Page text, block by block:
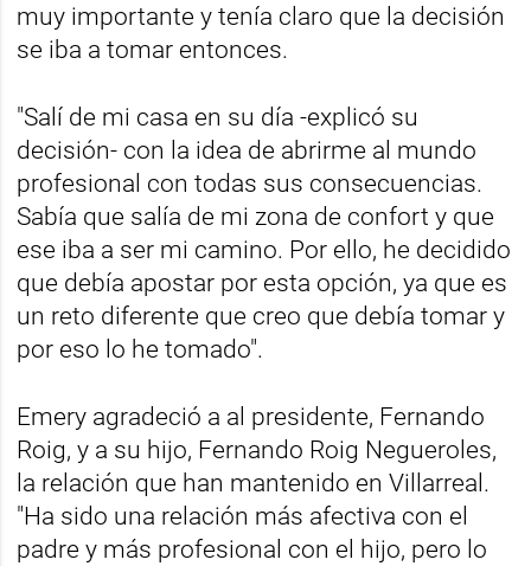
muy importante y tenía claro que la decisión
se iba a tomar entonces.
"Salí de mi casa en su día -explicó su
decisión- con la idea de abrirme al mundo
profesional con todas sus consecuencias.
Sabía que salía de mi zona de confort y que
ese iba a ser mi camino. Por ello, he decidido
que debía apostar por esta opción, ya que es
un reto diferente que creo que debía tomar y
por eso lo he tomado".
Emery agradeció a al presidente, Fernando
Roig, y a su hijo, Fernando Roig Negueroles,
la relación que han mantenido en Villarreal.
"Ha sido una relación más afectiva con el
padre y más profesional con el hijo, pero lo